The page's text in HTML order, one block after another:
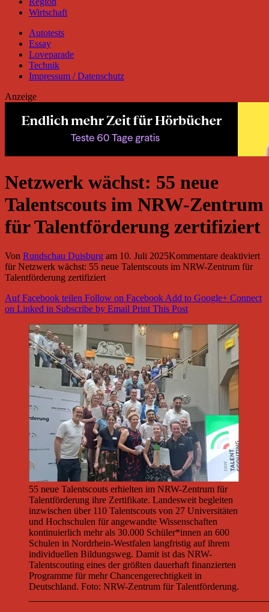
Wirtschaft
Autotests
Essay
Loveparade
Technik
Impressum / Datenschutz
Anzeige
Netzwerk wächst: 55 neue
Talentscouts im NRW-Zentrum
für Talentförderung zertifiziert
Von Rundschau Duisburg am 10. Juli 2025Kommentare deaktiviert
für Netzwerk wächst: 55 neue Talentscouts im NRW-Zentrum für
Talentförderung zertifiziert
Auf Facebook teilen Follow on FacebookAdd to Google+ Connect
on Linked in Subscribe by Email Print This Post
55 neue Talentscouts erhielten im NRW-Zentrum für
Talentförderung ihre Zertifikate. Landesweit begleiten
inzwischen über 110 Talentscouts von 27 Universitäten
und Hochschulen für angewandte Wissenschaften
kontinuierlich mehr als 30.000 Schüler*innen an 600
Schulen in Nordrhein-Westfalen langfristig auf ihrem
individuellen Bildungsweg. Damit ist das NRW-
Talentscouting eines der größten dauerhaft finanzierten
Programme für mehr Chancengerechtigkeit in
Deutschland. Foto: NRW-Zentrum für Talentförderung.